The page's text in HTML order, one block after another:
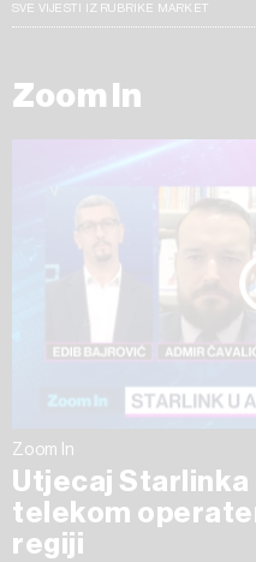
SVE VIJESTI IZ RUBRIKE MARKET
Zoom In
Zoom In
Utjecaj Starlinka
telekom
regiji